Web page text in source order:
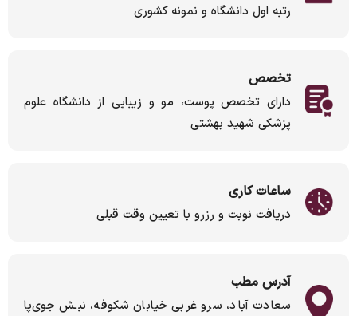
رتبه اول دانشگاه و نمونه كشورى
تخصص
دارای تخصص پوست، مو و زیبایی از دانشگاه علوم
پزشکی شهید بهشتی
ساعات کاری
دریافت نوبت و رزرو با تعیین وقت قبلی
آدرس مطب
سعادت آباد، سرو غربى خیابان شكوفه، نبـش جوى‌پا